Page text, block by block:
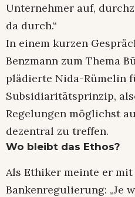
Unternehmer auf,
da durch.“
In einem kurzen
Benzmann zum Thema
plädierte Nida-Rümelin
Subsidiaritätsprinzip,
Regelungen möglichst
dezentral zu treffen.
Wo bleibt das Ethos?
Als Ethiker meinte er
Bankenregulierung: „Je